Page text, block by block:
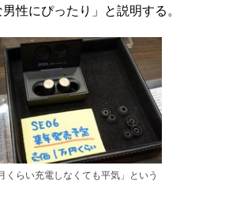
性にぴったり」と説明する。
くらい充電しなくても平気」という